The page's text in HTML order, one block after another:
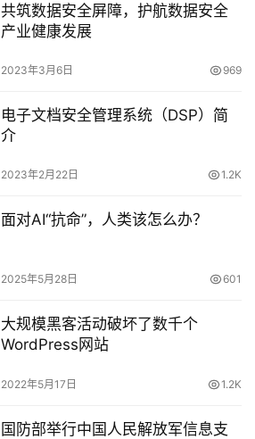
共筑数据安全屏障，护航数据安全
产业健康发展
2023年3月6日 969
电子文档安全管理系统（DSP）简
介
2023年2月22日 1.2K
面对AI“抗命”，人类该怎么办？
2025年5月28日 601
大规模黑客活动破坏了数千个
WordPress网站
2022年5月17日 1.2K
国防部举行中国人民解放军信息支